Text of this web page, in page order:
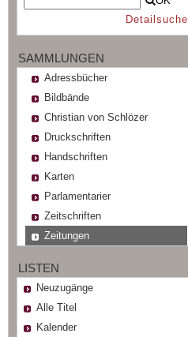
Detailsuche
SAMMLUNGEN
Adressbücher
Bildbände
Christian von Schlözer
Druckschriften
Handschriften
Karten
Parlamentarier
Zeitschriften
Zeitungen
LISTEN
Neuzugänge
Alle Titel
Kalender